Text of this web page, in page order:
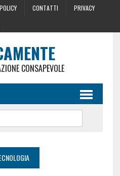
CONTATTI
PRIVACY
CONSAPEVOLE